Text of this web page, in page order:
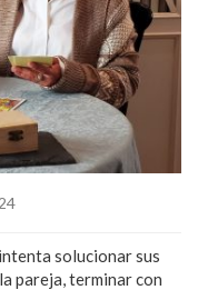
solucionar sus
pareja, terminar con